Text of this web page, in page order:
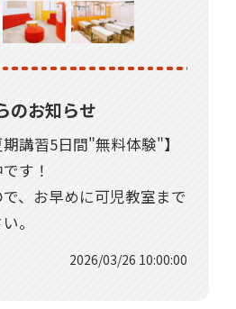
のお知らせ
講習5日間"無料体験"】
す！
、お早めに可児教室まで
。
2026/03/26 10:00:00